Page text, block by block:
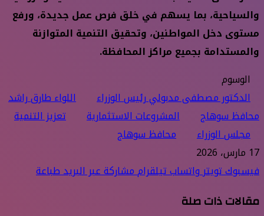
والسياحية، بما يسهم في خلق فرص عمل جديدة، ورفع
مستوى دخل المواطنين، وتحقيق التنمية المتوازنة
والمستدامة بجميع مراكز المحافظة.
الوسوم
الدكتور مصطفى مدبولي رئيس الوزراء
اللواء طارق راشد
محافظ سوهاج
المشروعات الاستثمارية
تعزيز التنمية
مجلس الوزراء
محافظ سوهاج
17 مارس، 2026
فيسبوكتويتر واتسابتيلقراممشاركة عبر البريدطباعة
مقالات ذات صلة